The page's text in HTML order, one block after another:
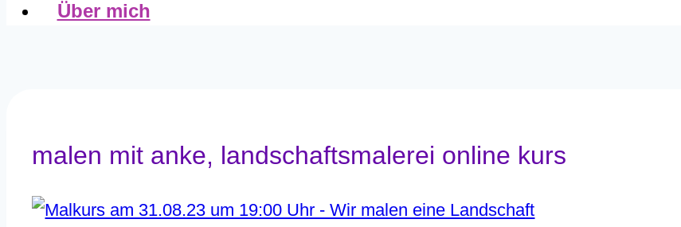
Über mich
malen mit anke, landschaftsmalerei online kurs